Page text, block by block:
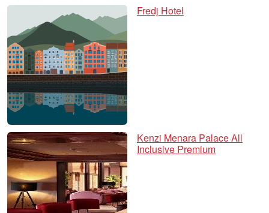
Fredj Hotel
Kenzi Menara Palace All
Inclusive Premium